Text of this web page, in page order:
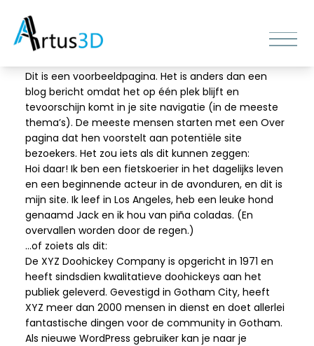
Dit is een voorbeeldpagina. Het is anders dan een
blog bericht omdat het op één plek blijft en
tevoorschijn komt in je site navigatie (in de meeste
thema’s). De meeste mensen starten met een Over
pagina dat hen voorstelt aan potentiële site
bezoekers. Het zou iets als dit kunnen zeggen:
Hoi daar! Ik ben een fietskoerier in het dagelijks leven
en een beginnende acteur in de avonduren, en dit is
mijn site. Ik leef in Los Angeles, heb een leuke hond
genaamd Jack en ik hou van piña coladas. (En
overvallen worden door de regen.)
…of zoiets als dit:
De XYZ Doohickey Company is opgericht in 1971 en
heeft sindsdien kwalitatieve doohickeys aan het
publiek geleverd. Gevestigd in Gotham City, heeft
XYZ meer dan 2000 mensen in dienst en doet allerlei
fantastische dingen voor de community in Gotham.
Als nieuwe WordPress gebruiker kan je naar je